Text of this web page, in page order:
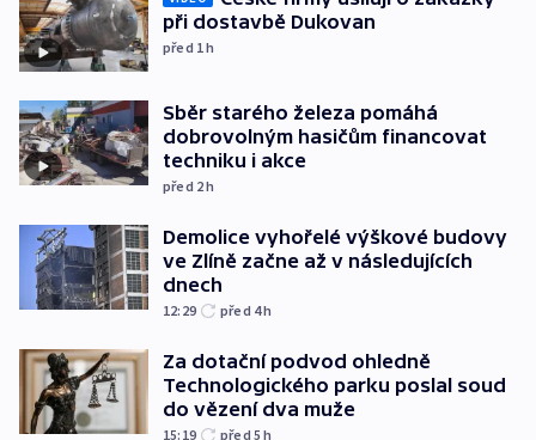
při dostavbě Dukovan
před 1h
Sběr starého železa pomáhá
dobrovolným hasičům financovat
techniku i akce
před 2h
Demolice vyhořelé výškové budovy
ve Zlíně začne až v následujících
dnech
12:29 před 4h
Za dotační podvod ohledně
Technologického parku poslal soud
do vězení dva muže
15:19 před 5h